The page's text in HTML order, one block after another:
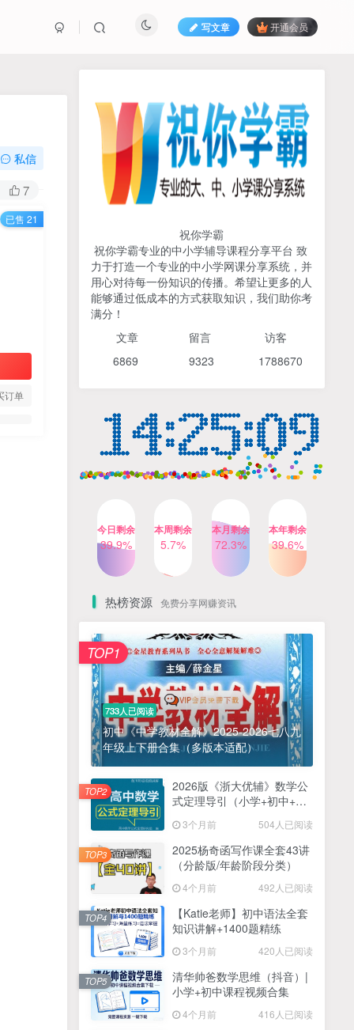
写文章 开通会员
私信
7
订单
已售 21
733人已阅读
初中《中学教材全解》2025-2026七八九
TOP1
2026版《浙大优辅》数学公
式定理导引（小学+初中+高
中全套）PDF
3个月前 504人已阅读
TOP2
（分龄版/年龄阶段分类）
4个月前 492人已阅读
3个月前 420人已阅读
清华帅爸数学思维（抖音）|
小学+初中课程视频合集
TOP5
动画课程715集+配套练习册
高清PDF
6个月前 413人已阅读
祝你学霸
祝你学霸专业的中小学辅导课程分享平台 致
力于打造一个专业的中小学网课分享系统，并
用心对待每一份知识的传播。希望让更多的人
能够通过低成本的方式获取知识，我们助你考
满分！
文章 留言 访客
6869 9323 1788670
今日剩余
39.9%
本周剩余
5.7%
本月剩余
72.3%
本年剩余
39.6%
热榜资源 免费分享网赚资讯
733人已阅读
初中《中学教材全解》2025-2026七八九
年级上下册合集（多版本适配）
TOP1
2026版《浙大优辅》数学公
式定理导引（小学+初中+高
3个月前 504人已阅读
TOP2
2025杨奇函写作课全套43讲
（分龄版/年龄阶段分类）
4个月前 492人已阅读
TOP3
【Katie老师】初中语法全套
知识讲解+1400题精练
3个月前 420人已阅读
TOP4
清华帅爸数学思维（抖音）|
小学+初中课程视频合集
4个月前 416人已阅读
TOP5